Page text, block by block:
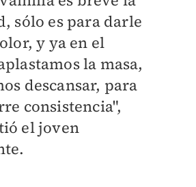
sólo es para darle
y ya en el
la masa,
descansar, para
consistencia",
el joven